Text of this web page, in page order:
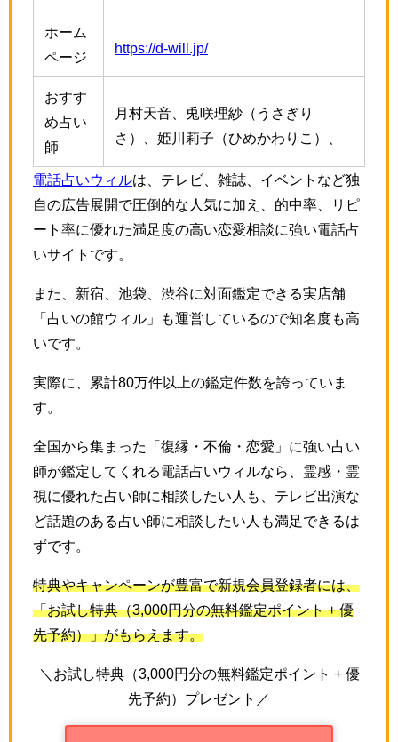
ホーム
ページ
https://d-will.jp/
おすす
め占い
師
月村天音、兎咲理紗（うさぎり
さ）、姫川莉子（ひめかわりこ）、
電話占いウィルは、テレビ、雑誌、イベントなど独
自の広告展開で圧倒的な人気に加え、的中率、リピ
ート率に優れた満足度の高い恋愛相談に強い電話占
いサイトです。
また、新宿、池袋、渋谷に対面鑑定できる実店舗
「占いの館ウィル」も運営しているので知名度も高
いです。
実際に、累計80万件以上の鑑定件数を誇っていま
す。
全国から集まった「復縁・不倫・恋愛」に強い占い
師が鑑定してくれる電話占いウィルなら、霊感・霊
視に優れた占い師に相談したい人も、テレビ出演な
ど話題のある占い師に相談したい人も満足できるは
ずです。
特典やキャンペーンが豊富で新規会員登録者には、
「お試し特典（3,000円分の無料鑑定ポイント+優
先予約）」がもらえます。
＼お試し特典（3,000円分の無料鑑定ポイント + 優
先予約）プレゼント／